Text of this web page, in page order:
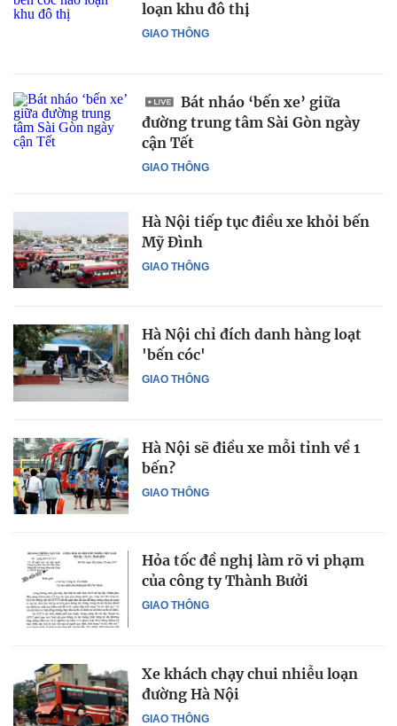
GIAO THÔNG
loạn khu đô thị
GIAO THÔNG
Bát nháo ‘bến xe’ giữa
đường trung tâm Sài Gòn ngày
cận Tết
GIAO THÔNG
Hà Nội tiếp tục điều xe khỏi bến
Mỹ Đình
GIAO THÔNG
Hà Nội chỉ đích danh hàng loạt
'bến cóc'
GIAO THÔNG
Hà Nội sẽ điều xe mỗi tỉnh về 1
bến?
GIAO THÔNG
Hỏa tốc đề nghị làm rõ vi phạm
của công ty Thành Bưởi
GIAO THÔNG
Xe khách chạy chui nhiễu loạn
đường Hà Nội